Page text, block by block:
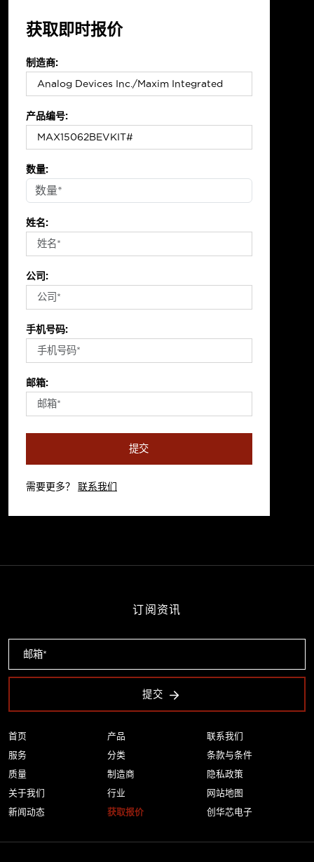
获取即时报价
制造商:
产品编号:
数量:
姓名:
公司:
手机号码:
邮箱:
提交
需要更多？ 联系我们
首页
服务
质量
关于我们
新闻动态
产品
分类
制造商
行业
获取报价
联系我们
条款与条件
隐私政策
网站地图
创华芯电子
订阅资讯
提交